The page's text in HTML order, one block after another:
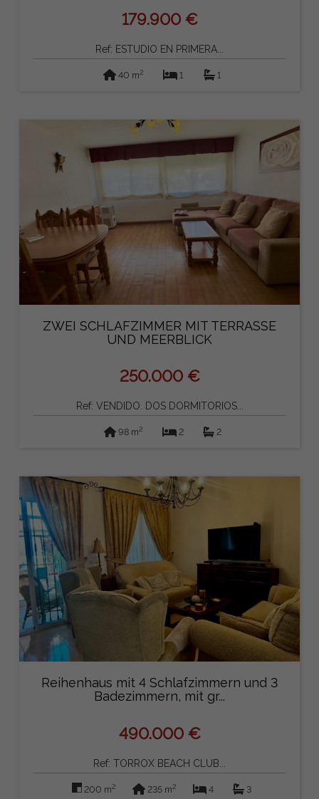
179.900 €
Ref: ESTUDIO EN PRIMERA...
40 m2 1 1
ZWEI SCHLAFZIMMER MIT TERRASSE
UND MEERBLICK
250.000 €
Ref: VENDIDO. DOS DORMITORIOS...
98 m2 2 2
Reihenhaus mit 4 Schlafzimmern und 3
Badezimmern, mit gr...
490.000 €
Ref: TORROX BEACH CLUB...
200 m2 235 m2 4 3